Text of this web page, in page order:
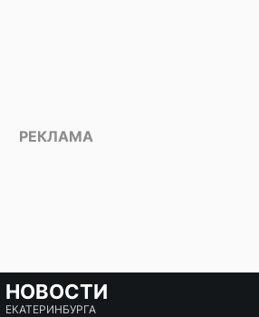
НОВОСТИ
ЕКАТЕРИНБУРГА